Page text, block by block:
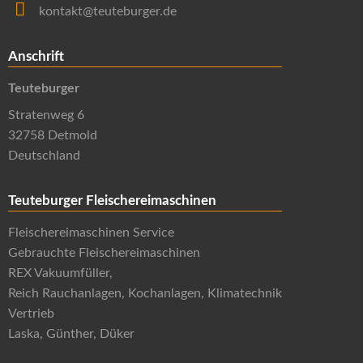
kontakt@teuteburger.de
Anschrift
Teuteburger
Stratenweg 6
32758 Detmold
Deutschland
Teuteburger Fleischereimaschinen
Fleischereimaschinen Service
Gebrauchte Fleischereimaschinen
REX Vakuumfüller,
Reich Rauchanlagen, Kochanlagen, Klimatechnik
Vertrieb
Laska, Günther, Düker